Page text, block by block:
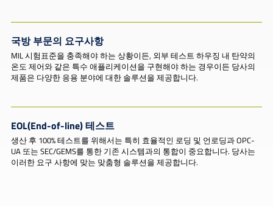
국방 부문의 요구사항
MIL 시험표준을 충족해야 하는 상황이든, 외부 테스트 하우징 내 탄약의
온도 제어와 같은 특수 애플리케이션을 구현해야 하는 경우이든 당사의
제품은 다양한 응용 분야에 대한 솔루션을 제공합니다.
EOL(End-of-line) 테스트
생산 후 100% 테스트를 위해서는 특히 효율적인 로딩 및 언로딩과 OPC-
UA 또는 SEC/GEMS를 통한 기존 시스템과의 통합이 중요합니다. 당사는
이러한 요구 사항에 맞는 맞춤형 솔루션을 제공합니다.